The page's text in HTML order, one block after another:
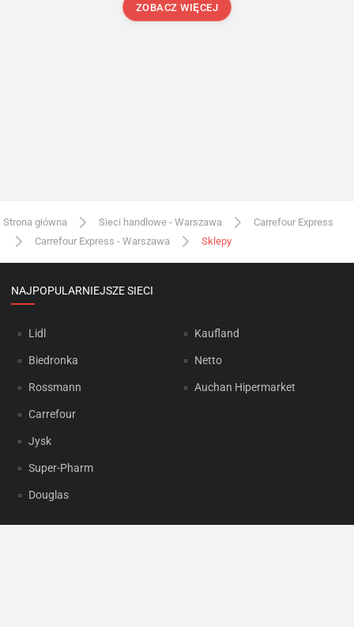
ZOBACZ WIĘCEJ
Strona główna Sieci handlowe - Warszawa
Carrefour Express
Carrefour Express - Warszawa
Sklepy
NAJPOPULARNIEJSZE SIECI
Lidl
Biedronka
Rossmann
Carrefour
Jysk
Super-Pharm
Douglas
Kaufland
Netto
Auchan Hipermarket